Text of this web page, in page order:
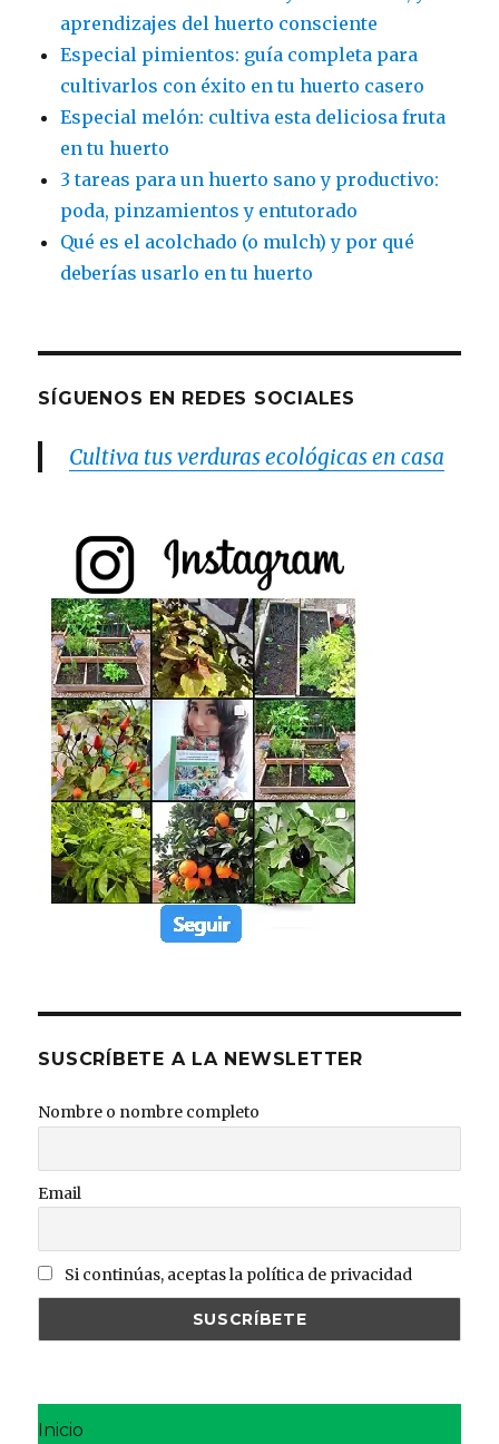
aprendizajes del huerto consciente
Especial pimientos: guía completa para
cultivarlos con éxito en tu huerto casero
Especial melón: cultiva esta deliciosa fruta
en tu huerto
3 tareas para un huerto sano y productivo:
poda, pinzamientos y entutorado
Qué es el acolchado (o mulch) y por qué
deberías usarlo en tu huerto
SÍGUENOS EN REDES SOCIALES
Cultiva tus verduras ecológicas en casa
SUSCRÍBETE A LA NEWSLETTER
Nombre o nombre completo
Email
Si continúas, aceptas la política de privacidad
Inicio